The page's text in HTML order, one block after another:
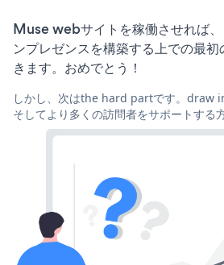
Muse webサイトを稼働させれば、
ンプレゼンスを構築する上での最
きます。おめでとう！
しかし、次はthe hard partです。draw
そしてより多くの訪問者をサポートする